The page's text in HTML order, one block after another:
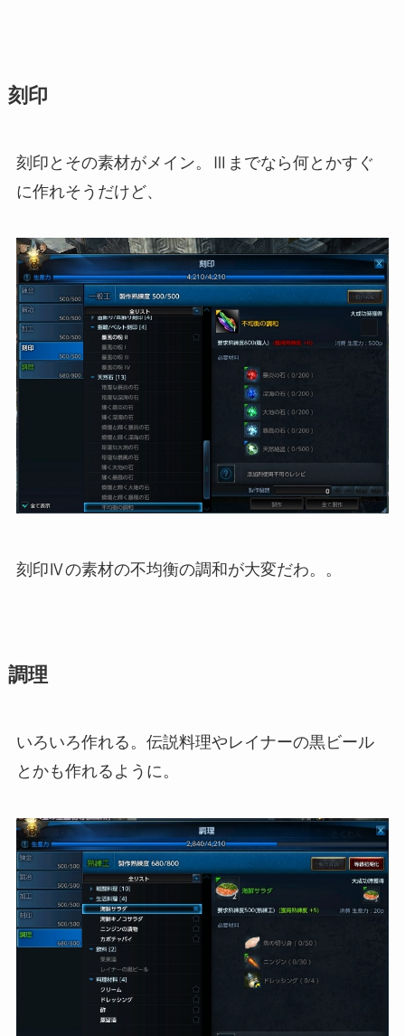
刻印
刻印とその素材がメイン。Ⅲまでなら何とかすぐ
に作れそうだけど、
刻印Ⅳの素材の不均衡の調和が大変だわ。。
調理
いろいろ作れる。伝説料理やレイナーの黒ビール
とかも作れるように。